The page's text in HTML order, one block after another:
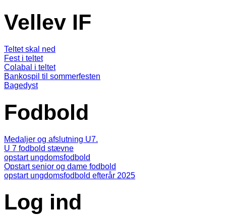
Vellev IF
Teltet skal ned
Fest i teltet
Colabal i teltet
Bankospil til sommerfesten
Bagedyst
Fodbold
Medaljer og afslutning U7.
U 7 fodbold stævne
opstart ungdomsfodbold
Opstart senior og dame fodbold
opstart ungdomsfodbold efterår 2025
Log ind